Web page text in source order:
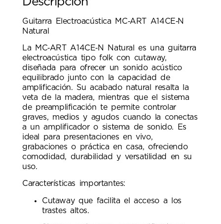
Guitarra Electroacústica MC‑ART A14CE‑N
Natural
La MC‑ART A14CE‑N Natural es una guitarra
electroacústica tipo folk con cutaway,
diseñada para ofrecer un sonido acústico
equilibrado junto con la capacidad de
amplificación. Su acabado natural resalta la
veta de la madera, mientras que el sistema
de preamplificación te permite controlar
graves, medios y agudos cuando la conectas
a un amplificador o sistema de sonido. Es
ideal para presentaciones en vivo,
grabaciones o práctica en casa, ofreciendo
comodidad, durabilidad y versatilidad en su
uso.
Características importantes:
Cutaway que facilita el acceso a los
trastes altos.